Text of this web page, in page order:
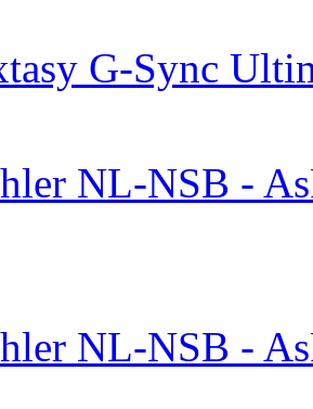
G-Sync
NL-NSB -
NL-NSB -